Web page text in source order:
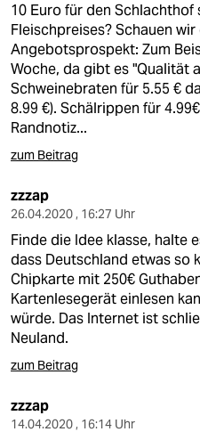
10 Euro für den Schlachthof
Fleischpreises? Schauen
Angebotsprospekt: Zum
Woche, da gibt es "Qualität
Schweinebraten für 5.55 €
8.99 €). Schälrippen für
Randnotiz...
zum Beitrag
zzzap
26.04.2020 , 16:27 Uhr
Finde die Idee klasse, halte
dass Deutschland etwas so
Chipkarte mit 250€
Kartenlesegerät einlesen
würde. Das Internet ist
Neuland.
zum Beitrag
zzzap
14.04.2020 , 16:14 Uhr